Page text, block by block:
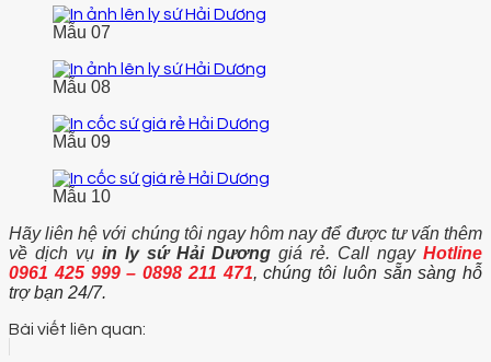
Mẫu 07
Mẫu 08
Mẫu 09
Mẫu 10
Hãy liên hệ với chúng tôi ngay hôm nay để được tư vấn thêm
về dịch vụ in ly sứ Hải Dương giá rẻ. Call ngay Hotline
0961 425 999 – 0898 211 471, chúng tôi luôn sẵn sàng hỗ
trợ bạn 24/7.
Bài viết liên quan: